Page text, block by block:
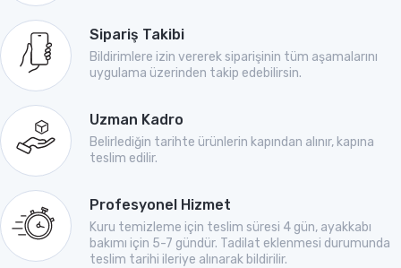
Sipariş Takibi
Bildirimlere izin vererek siparişinin tüm aşamalarını
uygulama üzerinden takip edebilirsin.
Uzman Kadro
Belirlediğin tarihte ürünlerin kapından alınır, kapına
teslim edilir.
Profesyonel Hizmet
Kuru temizleme için teslim süresi 4 gün, ayakkabı
bakımı için 5-7 gündür. Tadilat eklenmesi durumunda
teslim tarihi ileriye alınarak bildirilir.